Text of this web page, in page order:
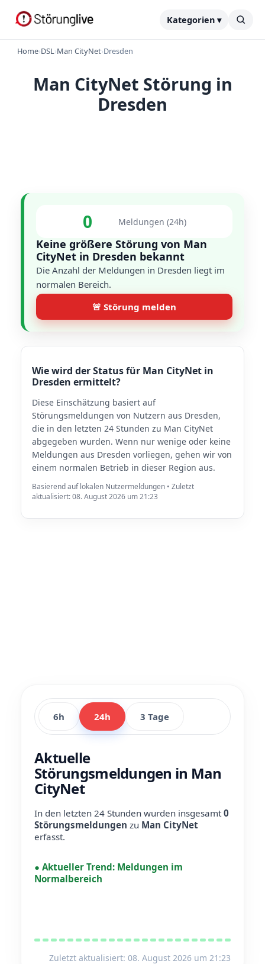
Kategorien ▾
Home›DSL›Man CityNet›Dresden
Man CityNet Störung in
Dresden
0 Meldungen (24h)
Keine größere Störung von Man
CityNet in Dresden bekannt
Die Anzahl der Meldungen in Dresden liegt im
normalen Bereich.
🚨 Störung melden
Wie wird der Status für Man CityNet in
Dresden ermittelt?
Diese Einschätzung basiert auf
Störungsmeldungen von Nutzern aus Dresden,
die in den letzten 24 Stunden zu Man CityNet
abgegeben wurden. Wenn nur wenige oder keine
Meldungen aus Dresden vorliegen, gehen wir von
einem normalen Betrieb in dieser Region aus.
Basierend auf lokalen Nutzermeldungen • Zuletzt
aktualisiert: 08. August 2026 um 21:23
6h 24h 3 Tage
Aktuelle
Störungsmeldungen in Man
CityNet
In den letzten 24 Stunden wurden insgesamt0
Störungsmeldungen zu Man CityNet
erfasst.
● Aktueller Trend: Meldungen im
Normalbereich
Zuletzt aktualisiert: 08. August 2026 um 21:23